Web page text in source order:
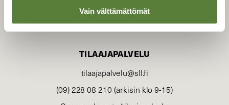
Vain välttämättömät
TILAAJAPALVELU
tilaajapalvelu@sll.fi
(09) 228 08 210 (arkisin klo 9-15)